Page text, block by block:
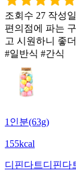
조회수 27 작성
편의점에 파는
고 시원하니 좋
#일반식 #간식
1인분(63g)
155kcal
디핀다트디핀다